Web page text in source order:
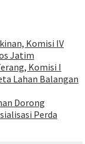
Komisi IV
Jatim
Komisi I
Lahan Balangan
Dorong
Perda